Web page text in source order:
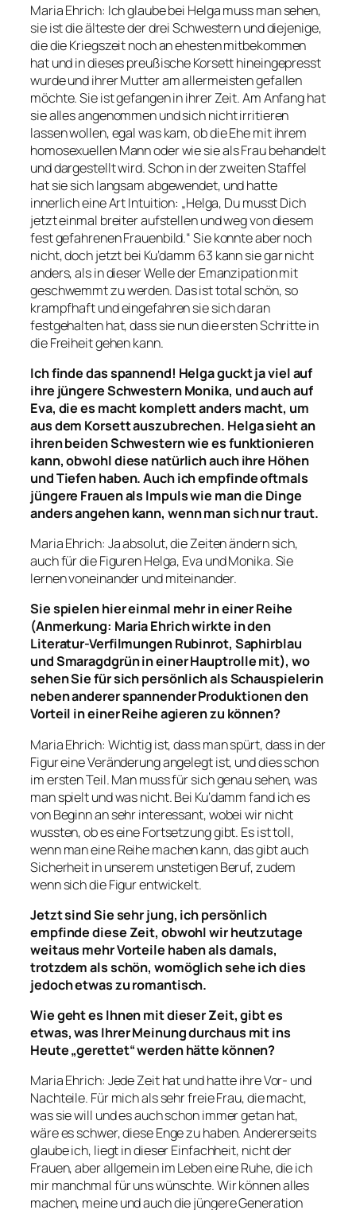
Maria Ehrich: Ich glaube bei Helga muss man sehen,
sie ist die älteste der drei Schwestern und diejenige,
die die Kriegszeit noch an ehesten mitbekommen
hat und in dieses preußische Korsett hineingepresst
wurde und ihrer Mutter am allermeisten gefallen
möchte. Sie ist gefangen in ihrer Zeit. Am Anfang hat
sie alles angenommen und sich nicht irritieren
lassen wollen, egal was kam, ob die Ehe mit ihrem
homosexuellen Mann oder wie sie als Frau behandelt
und dargestellt wird. Schon in der zweiten Staffel
hat sie sich langsam abgewendet, und hatte
innerlich eine Art Intuition: „Helga, Du musst Dich
jetzt einmal breiter aufstellen und weg von diesem
fest gefahrenen Frauenbild.“ Sie konnte aber noch
nicht, doch jetzt bei Ku‘damm 63 kann sie gar nicht
anders, als in dieser Welle der Emanzipation mit
geschwemmt zu werden. Das ist total schön, so
krampfhaft und eingefahren sie sich daran
festgehalten hat, dass sie nun die ersten Schritte in
die Freiheit gehen kann.
Ich finde das spannend! Helga guckt ja viel auf
ihre jüngere Schwestern Monika, und auch auf
Eva, die es macht komplett anders macht, um
aus dem Korsett auszubrechen. Helga sieht an
ihren beiden Schwestern wie es funktionieren
kann, obwohl diese natürlich auch ihre Höhen
und Tiefen haben. Auch ich empfinde oftmals
jüngere Frauen als Impuls wie man die Dinge
anders angehen kann, wenn man sich nur traut.
Maria Ehrich: Ja absolut, die Zeiten ändern sich,
auch für die Figuren Helga, Eva und Monika. Sie
lernen voneinander und miteinander.
Sie spielen hier einmal mehr in einer Reihe
(Anmerkung: Maria Ehrich wirkte in den
Literatur-Verfilmungen Rubinrot, Saphirblau
und Smaragdgrün in einer Hauptrolle mit), wo
sehen Sie für sich persönlich als Schauspielerin
neben anderer spannender Produktionen den
Vorteil in einer Reihe agieren zu können?
Maria Ehrich: Wichtig ist, dass man spürt, dass in der
Figur eine Veränderung angelegt ist, und dies schon
im ersten Teil. Man muss für sich genau sehen, was
man spielt und was nicht. Bei Ku‘damm fand ich es
von Beginn an sehr interessant, wobei wir nicht
wussten, ob es eine Fortsetzung gibt. Es ist toll,
wenn man eine Reihe machen kann, das gibt auch
Sicherheit in unserem unstetigen Beruf, zudem
wenn sich die Figur entwickelt.
Jetzt sind Sie sehr jung, ich persönlich
empfinde diese Zeit, obwohl wir heutzutage
weitaus mehr Vorteile haben als damals,
trotzdem als schön, womöglich sehe ich dies
jedoch etwas zu romantisch.
Wie geht es Ihnen mit dieser Zeit, gibt es
etwas, was Ihrer Meinung durchaus mit ins
Heute „gerettet“ werden hätte können?
Maria Ehrich: Jede Zeit hat und hatte ihre Vor- und
Nachteile. Für mich als sehr freie Frau, die macht,
was sie will und es auch schon immer getan hat,
wäre es schwer, diese Enge zu haben. Andererseits
glaube ich, liegt in dieser Einfachheit, nicht der
Frauen, aber allgemein im Leben eine Ruhe, die ich
mir manchmal für uns wünschte. Wir können alles
machen, meine und auch die jüngere Generation